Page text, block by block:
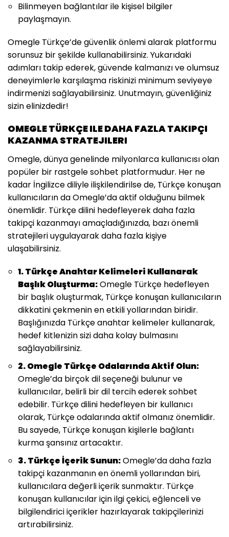
Bilinmeyen bağlantılar ile kişisel bilgiler
paylaşmayın.
Omegle Türkçe’de güvenlik önlemi alarak platformu
sorunsuz bir şekilde kullanabilirsiniz. Yukarıdaki
adımları takip ederek, güvende kalmanızı ve olumsuz
deneyimlerle karşılaşma riskinizi minimum seviyeye
indirmenizi sağlayabilirsiniz. Unutmayın, güvenliğiniz
sizin elinizdedir!
OMEGLE TÜRKÇE ILE DAHA FAZLA TAKIPÇI
KAZANMA STRATEJILERI
Omegle, dünya genelinde milyonlarca kullanıcısı olan
popüler bir rastgele sohbet platformudur. Her ne
kadar İngilizce diliyle ilişkilendirilse de, Türkçe konuşan
kullanıcıların da Omegle’da aktif olduğunu bilmek
önemlidir. Türkçe dilini hedefleyerek daha fazla
takipçi kazanmayı amaçladığınızda, bazı önemli
stratejileri uygulayarak daha fazla kişiye
ulaşabilirsiniz.
1. Türkçe Anahtar Kelimeleri Kullanarak
Başlık Oluşturma:Omegle Türkçe hedefleyen
bir başlık oluşturmak, Türkçe konuşan kullanıcıların
dikkatini çekmenin en etkili yollarından biridir.
Başlığınızda Türkçe anahtar kelimeler kullanarak,
hedef kitlenizin sizi daha kolay bulmasını
sağlayabilirsiniz.
2. Omegle Türkçe Odalarında Aktif Olun:
Omegle’da birçok dil seçeneği bulunur ve
kullanıcılar, belirli bir dil tercih ederek sohbet
edebilir. Türkçe dilini hedefleyen bir kullanıcı
olarak, Türkçe odalarında aktif olmanız önemlidir.
Bu sayede, Türkçe konuşan kişilerle bağlantı
kurma şansınız artacaktır.
3. Türkçe İçerik Sunun:Omegle’da daha fazla
takipçi kazanmanın en önemli yollarından biri,
kullanıcılara değerli içerik sunmaktır. Türkçe
konuşan kullanıcılar için ilgi çekici, eğlenceli ve
bilgilendirici içerikler hazırlayarak takipçilerinizi
artırabilirsiniz.